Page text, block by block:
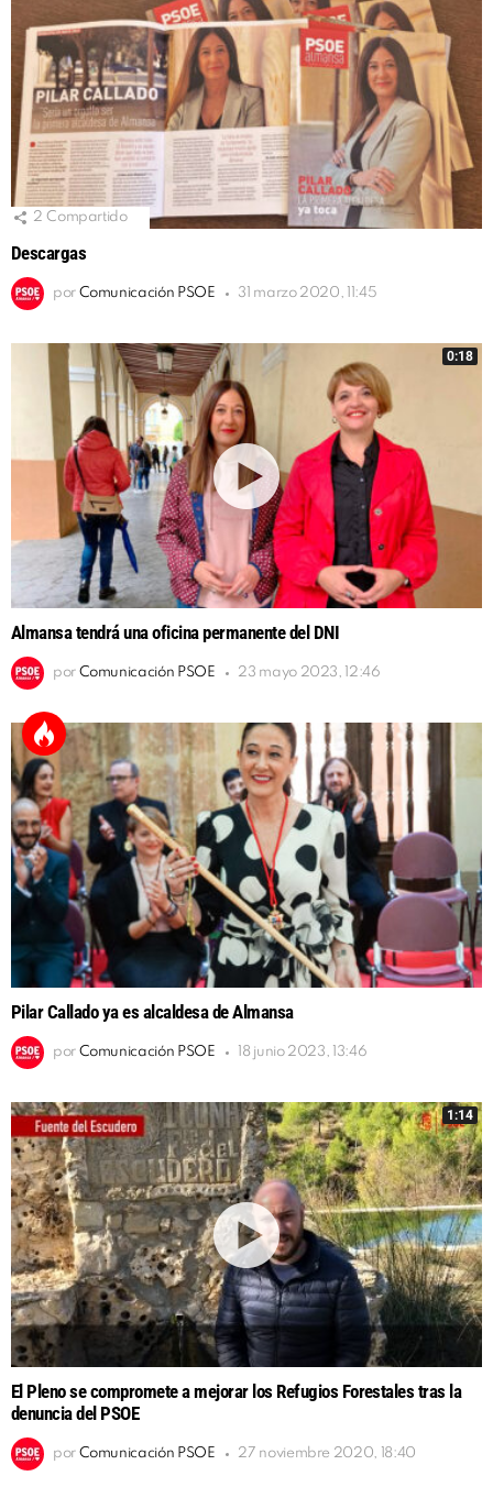
2 Compartido
Descargas
por Comunicación PSOE 31 marzo 2020, 11:45
0:18
Almansa tendrá una oficina permanente del DNI
por Comunicación PSOE 23 mayo 2023, 12:46
Pilar Callado ya es alcaldesa de Almansa
por Comunicación PSOE 18 junio 2023, 13:46
1:14
El Pleno se compromete a mejorar los Refugios Forestales tras la
denuncia del PSOE
por Comunicación PSOE 27 noviembre 2020, 18:40